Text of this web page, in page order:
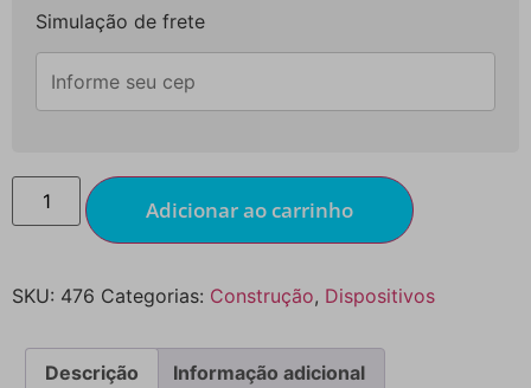
Simulação de frete
Adicionar ao carrinho
SKU: 476 Categorias: Construção, Dispositivos
Descrição Informação adicional